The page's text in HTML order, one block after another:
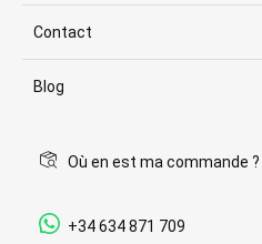
Contact
Blog
Où en est ma commande ?
+34 634 871 709